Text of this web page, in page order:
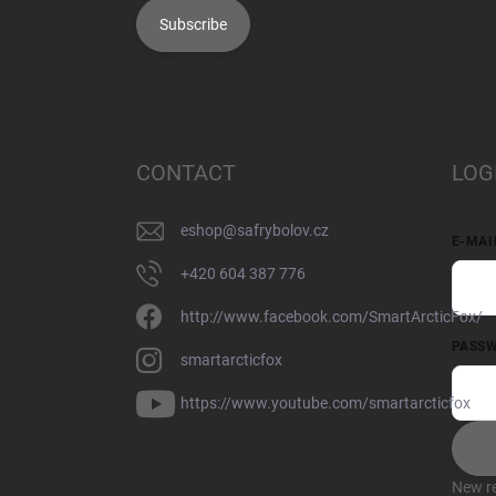
Subscribe
CONTACT
eshop@safrybolov.cz
+420 604 387 776
http://www.facebook.com/SmartArcticFox/
smartarcticfox
https://www.youtube.com/smartarcticfox
E-
New